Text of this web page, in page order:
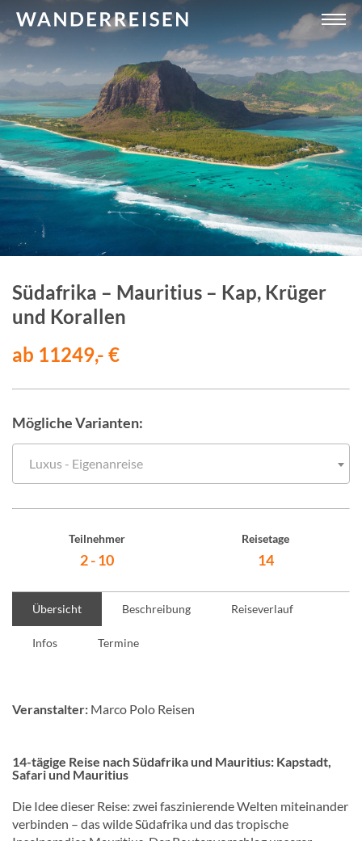
Südafrika – Mauritius – Kap, Krüger
und Korallen
ab 11249,- €
Mögliche Varianten:
Luxus - Eigenanreise
Teilnehmer
2 - 10
Reisetage
14
Übersicht Beschreibung Reiseverlauf
Infos Termine
Veranstalter: Marco Polo Reisen
14-tägige Reise nach Südafrika und Mauritius: Kapstadt,
Safari und Mauritius
Die Idee dieser Reise: zwei faszinierende Welten miteinander
verbinden – das wilde Südafrika und das tropische